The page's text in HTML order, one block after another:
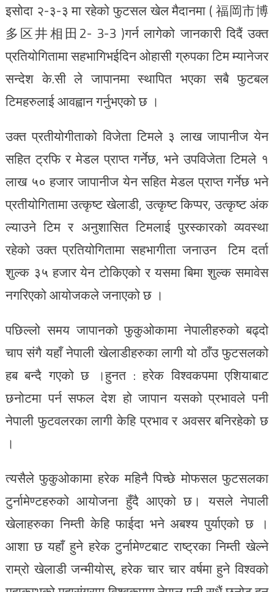
इसोदा २-३-३ मा रहेको फुटसल खेल मैदानमा ( 福岡市博
多区井相田2- 3-3 )गर्न लागेको जानकारी दिदैं उक्त
प्रतियोगितामा सहभागिभईदिन ओहासी ग्रुपका टिम म्यानेजर
सन्देश के.सी ले जापानमा स्थापित भएका सबै फुटबल
टिमहरुलाई आवह्वान गर्नुभएको छ ।
उक्त प्रतीयोगीताको विजेता टिमले ३ लाख जापानीज येन
सहित ट्रफि र मेडल प्राप्त गर्नेछ, भने उपविजेता टिमले १
लाख ५० हजार जापानीज येन सहित मेडल प्राप्त गर्नेछ भने
प्रतीयोगितामा उत्कृष्ट खेलाडी, उत्कृष्ट किप्पर, उत्कृष्ट अंक
ल्याउने टिम र अनुशासित टिमलाई पुरस्कारको व्यवस्था
रहेको उक्त प्रतियोगितामा सहभागीता जनाउन टिम दर्ता
शुल्क ३५ हजार येन टोकिएको र यसमा बिमा शुल्क समावेस
नगरिएको आयोजकले जनाएको छ ।
पछिल्लो समय जापानको फुकुओकामा नेपालीहरुको बढ्दो
चाप संगै यहाँ नेपाली खेलाडीहरुका लागी यो ठाँउ फुटसलको
हब बन्दै गएको छ ।हुनत : हरेक विश्वकपमा एशियाबाट
छनोटमा पर्न सफल देश हो जापान यसको प्रभावले पनी
नेपाली फुटवलरका लागी केहि प्रभाव र अवसर बनिरहेको छ
।
त्यसैले फुकुओकामा हरेक महिनै पिच्छे मोफसल फुटसलका
टुर्नामेण्टहरुको आयोजना हुँदै आएको छ। यसले नेपाली
खेलाहरुका निम्ती केहि फाईदा भने अबश्य पुर्याएको छ ।
आशा छ यहाँ हुने हरेक टुर्नामेण्टबाट राष्ट्रका निम्ती खेल्ने
राम्रो खेलाडी जन्मीयोस्, हरेक चार चार वर्षमा हुने विश्वको